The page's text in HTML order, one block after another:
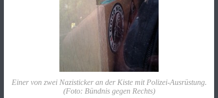
Einer von zwei Nazisticker an der Kiste mit Polizei-Ausrüstung.
(Foto: Bündnis gegen Rechts)